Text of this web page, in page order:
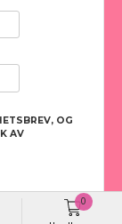
0
og vi kan
din. Fortsett å
endre innstillinger
OG
AV